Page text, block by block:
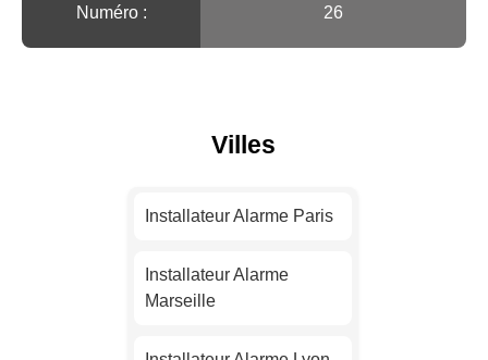
Numéro : 26
Villes
Installateur Alarme Paris
Installateur Alarme
Marseille